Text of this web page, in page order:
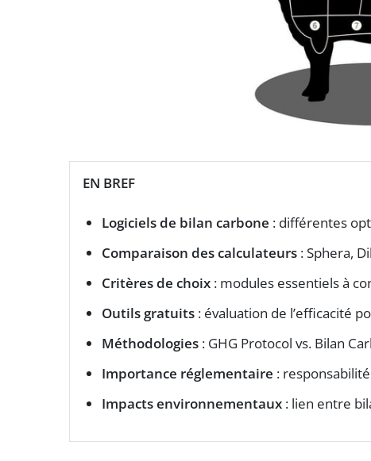
EN BREF
Logiciels de bilan carbone : différentes
Comparaison des calculateurs : Sphera,
Critères de choix : modules essentiels à
Outils gratuits : évaluation de l’efficacité
Méthodologies : GHG Protocol vs. Bilan
Importance réglementaire :
Impacts environnementaux : lien entre